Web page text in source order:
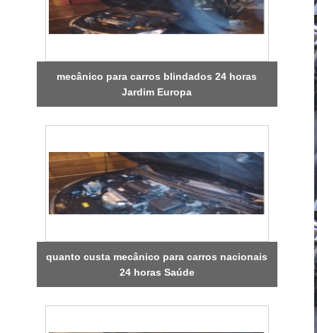
mecânico para carros blindados 24 horas
Jardim Europa
quanto custa mecânico para carros nacionais
24 horas Saúde